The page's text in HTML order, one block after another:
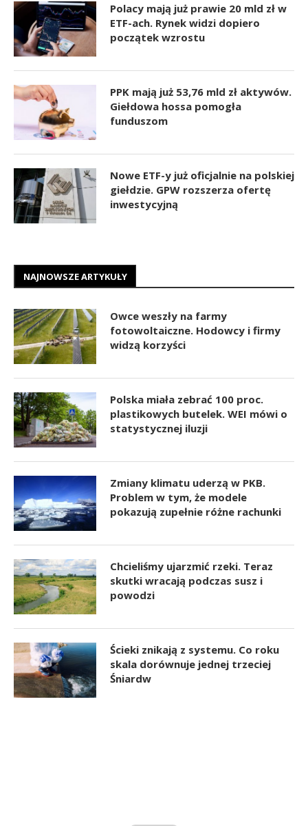
Polacy mają już prawie 20 mld zł w
ETF-ach. Rynek widzi dopiero
początek wzrostu
PPK mają już 53,76 mld zł aktywów.
Giełdowa hossa pomogła
funduszom
Nowe ETF-y już oficjalnie na polskiej
giełdzie. GPW rozszerza ofertę
inwestycyjną
NAJNOWSZE ARTYKUŁY
Owce weszły na farmy
fotowoltaiczne. Hodowcy i firmy
widzą korzyści
Polska miała zebrać 100 proc.
plastikowych butelek. WEI mówi o
statystycznej iluzji
Zmiany klimatu uderzą w PKB.
Problem w tym, że modele
pokazują zupełnie różne rachunki
Chcieliśmy ujarzmić rzeki. Teraz
skutki wracają podczas susz i
powodzi
Ścieki znikają z systemu. Co roku
skala dorównuje jednej trzeciej
Śniardw